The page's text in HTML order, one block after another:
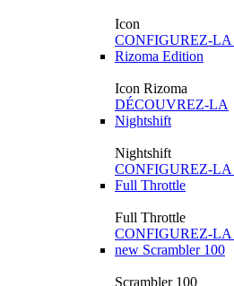
Icon
CONFIGUREZ-LA
Rizoma Edition
Icon Rizoma
DÉCOUVREZ-LA
Nightshift
Nightshift
CONFIGUREZ-LA
Full Throttle
Full Throttle
CONFIGUREZ-LA
new Scrambler 100
Scrambler 100